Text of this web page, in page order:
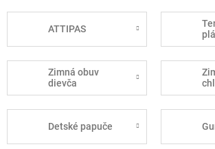
ATTIPAS
Zimná obuv
dievča
Detské papuče